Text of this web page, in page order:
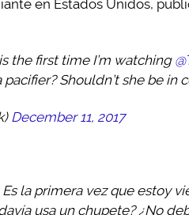
en Estados Unidos,
the first time I’m watching
Shouldn’t she be in
December 11, 2017
la primera vez que estoy
usa un chupete? ¿No